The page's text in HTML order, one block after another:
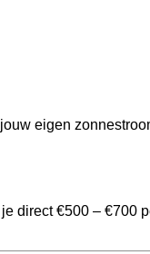
eigen
direct €500 – €700